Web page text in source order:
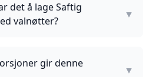
det å lage Saftig
valnøtter?
▼
gir denne
▼